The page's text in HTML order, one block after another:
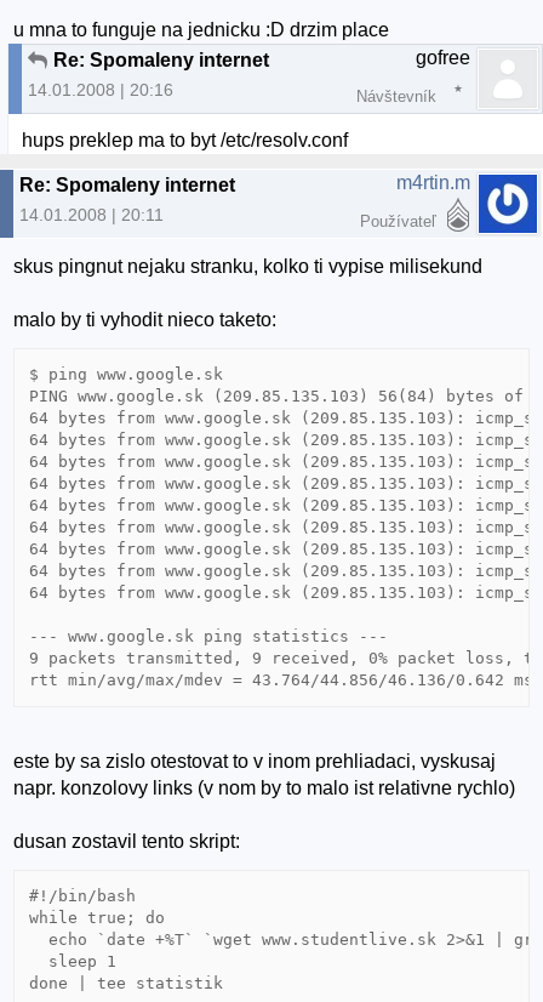
u mna to funguje na jednicku :D drzim place
Re: Spomaleny internet
14.01.2008 | 20:16
gofree
Návštevník
hups preklep ma to byt /etc/resolv.conf
Re: Spomaleny internet
14.01.2008 | 20:11
m4rtin.m
Používateľ
skus pingnut nejaku stranku, kolko ti vypise milisekund
malo by ti vyhodit nieco taketo:
$ ping www.google.sk
PING www.google.sk (209.85.135.103) 56(84) bytes of
64 bytes from www.google.sk (209.85.135.103):
64 bytes from www.google.sk (209.85.135.103):
64 bytes from www.google.sk (209.85.135.103):
64 bytes from www.google.sk (209.85.135.103):
64 bytes from www.google.sk (209.85.135.103):
64 bytes from www.google.sk (209.85.135.103):
64 bytes from www.google.sk (209.85.135.103):
64 bytes from www.google.sk (209.85.135.103):
64 bytes from www.google.sk (209.85.135.103):
--- www.google.sk ping statistics ---
9 packets transmitted, 9 received, 0% packet loss,
este by sa zislo otestovat to v inom prehliadaci, vyskusaj
napr. konzolovy links (v nom by to malo ist relativne rychlo)
dusan zostavil tento skript:
#!/bin/bash
while true; do
echo `date +%T` `wget www.studentlive.sk 2>&1 |
  sleep 1
done | tee statistik